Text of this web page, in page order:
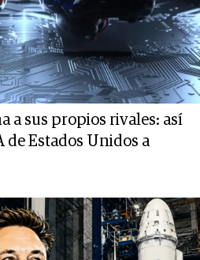
a sus propios rivales: así
de Estados Unidos a